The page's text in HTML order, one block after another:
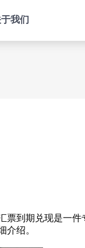
我们
票到期兑现是一件
介绍。